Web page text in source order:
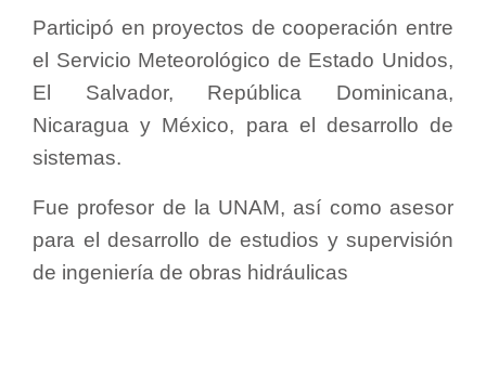
Participó en proyectos de cooperación entre
el Servicio Meteorológico de Estado Unidos,
El Salvador, República Dominicana,
Nicaragua y México, para el desarrollo de
sistemas.
Fue profesor de la UNAM, así como asesor
para el desarrollo de estudios y supervisión
de ingeniería de obras hidráulicas